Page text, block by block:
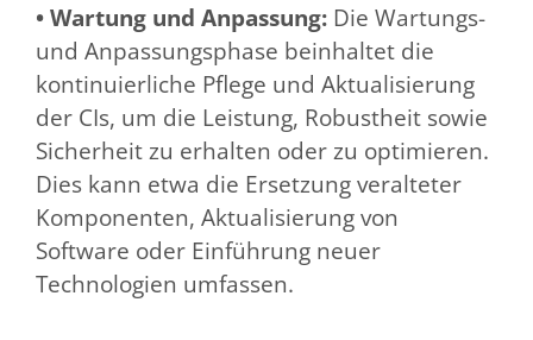
• Wartung und Anpassung: Die Wartungs-
und Anpassungsphase beinhaltet die
kontinuierliche Pflege und Aktualisierung
der CIs, um die Leistung, Robustheit sowie
Sicherheit zu erhalten oder zu optimieren.
Dies kann etwa die Ersetzung veralteter
Komponenten, Aktualisierung von
Software oder Einführung neuer
Technologien umfassen.